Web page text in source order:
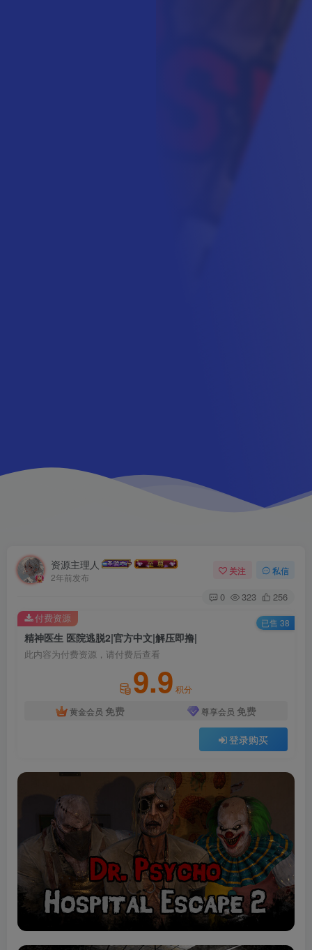
资源主理人
2年前发布
关注 私信
0 323 256
精神医生 医院逃脱2|官方中文|解压即撸|
此内容为付费资源，请付费后查看
9.9 积分
黄金会员 免费 尊享会员 免费
登录购买
付费资源 已售 38